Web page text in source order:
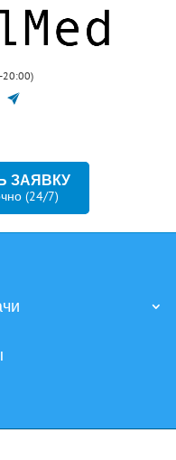
20:00)
ЗАЯВКУ
(24/7)